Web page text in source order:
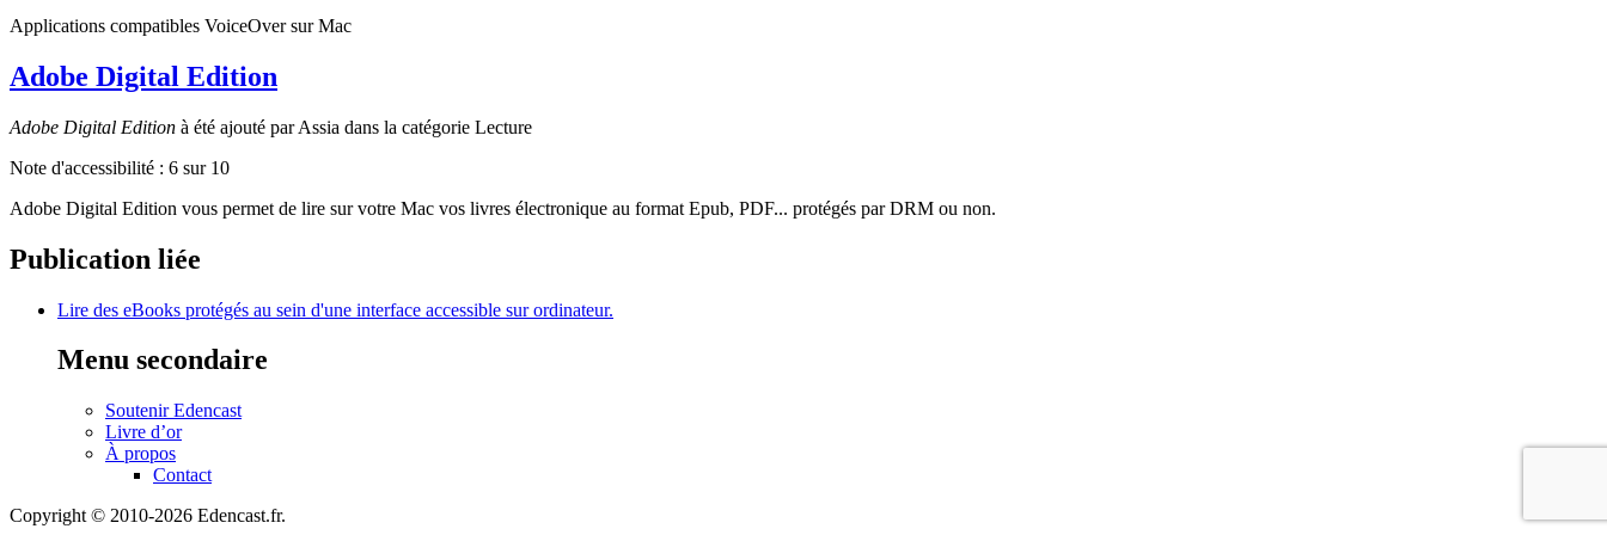
Applications compatibles VoiceOver sur Mac
Adobe Digital Edition
Adobe Digital Edition à été ajouté par Assia dans la catégorie Lecture
Note d'accessibilité : 6 sur 10
Adobe Digital Edition vous permet de lire sur votre Mac vos livres électronique au format Epub, PDF... protégés par DRM ou non.
Publication liée
Lire des eBooks protégés au sein d'une interface accessible sur ordinateur.
Menu secondaire
Soutenir Edencast
Livre d’or
À propos
Contact
Copyright © 2010-2026 Edencast.fr.